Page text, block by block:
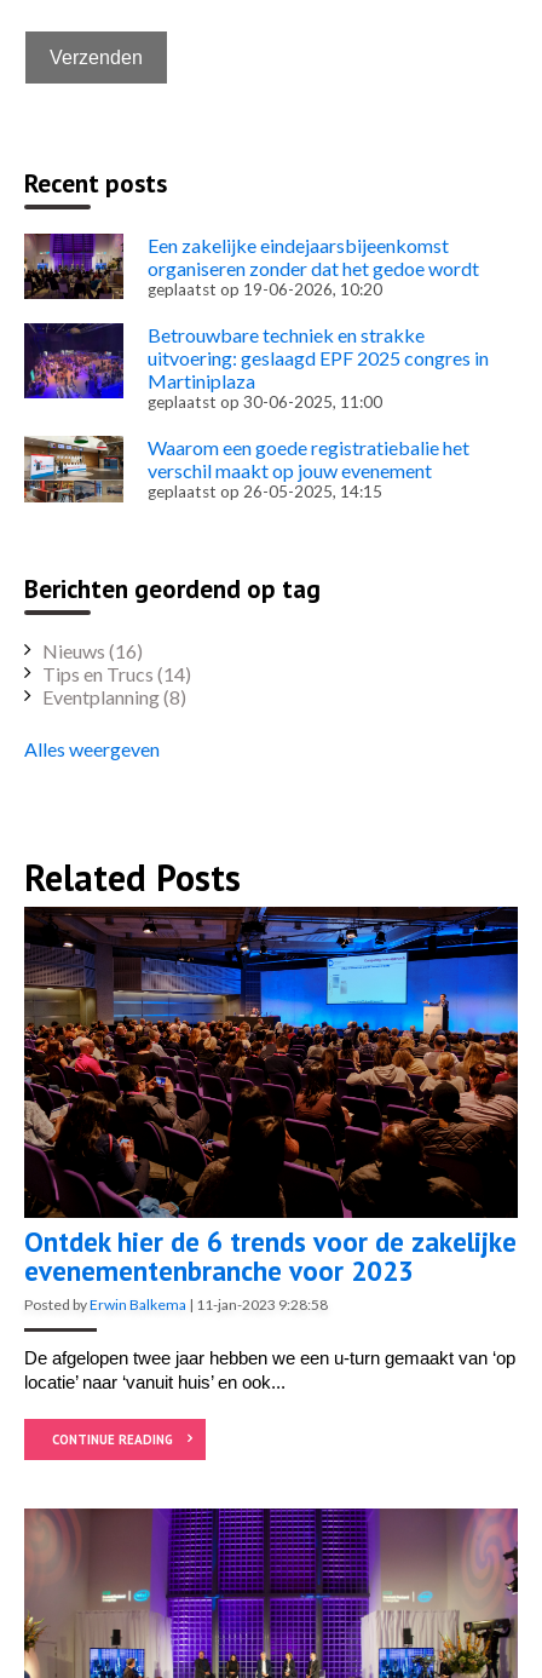
Recent posts
Een zakelijke eindejaarsbijeenkomst
organiseren zonder dat het gedoe wordt
geplaatst op 19-06-2026, 10:20
Betrouwbare techniek en strakke
uitvoering: geslaagd EPF 2025 congres in
Martiniplaza
geplaatst op 30-06-2025, 11:00
Waarom een goede registratiebalie het
verschil maakt op jouw evenement
geplaatst op 26-05-2025, 14:15
Berichten geordend op tag
Nieuws (16)
Tips en Trucs (14)
Eventplanning(8)
Alles weergeven
Related Posts
Ontdek hier de 6 trends voor de zakelijke
evenementenbranche voor 2023
Posted byErwin Balkema | 11-jan-2023 9:28:58
De afgelopen twee jaar hebben we een u-turn gemaakt van ‘op
locatie’ naar ‘vanuit huis’ en ook...
CONTINUE READING